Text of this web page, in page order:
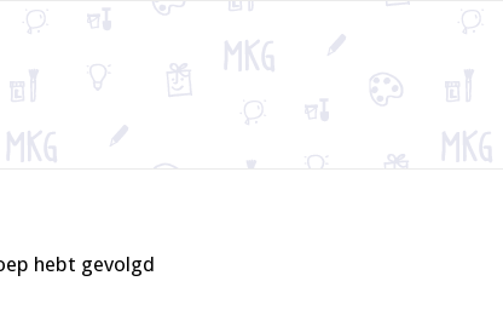
hebt gevolgd